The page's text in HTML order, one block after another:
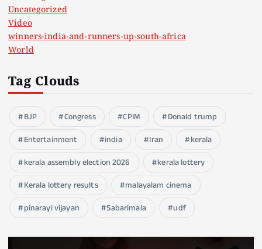
Uncategorized
Video
winners-india-and-runners-up-south-africa
World
Tag Clouds
BJP Congress CPIM
Donald trump
Entertainment
india Iran
kerala
kerala assembly election 2026
kerala lottery
Kerala lottery results
malayalam cinema
pinarayi vijayan
Sabarimala udf